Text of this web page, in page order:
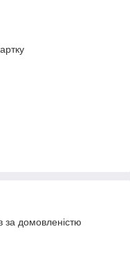
за домовленістю